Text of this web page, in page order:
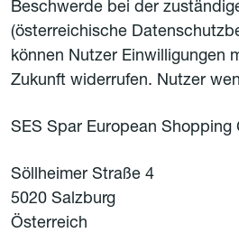
Beschwerde bei der
(österreichische
können Nutzer Einwilligungen
Zukunft widerrufen. Nutzer
SES Spar European Shopping
Söllheimer Straße 4
5020 Salzburg
Österreich